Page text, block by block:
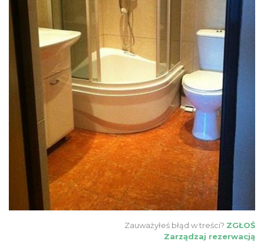
Zauważyłeś błąd w treści? ZGŁOŚ
Zarządzaj rezerwacją